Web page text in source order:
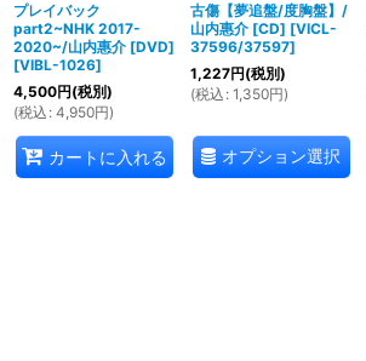
プレイバック
part2~NHK 2017-
2020~/山内惠介 [DVD]
[VIBL-1026]
4,500円(税別)
(税込 : 4,950円)
カートに入れる
古傷【夢追盤/度胸盤】/
山内惠介 [CD] [VICL-
37596/37597]
1,227円(税別)
(税込 : 1,350円)
オプション選択